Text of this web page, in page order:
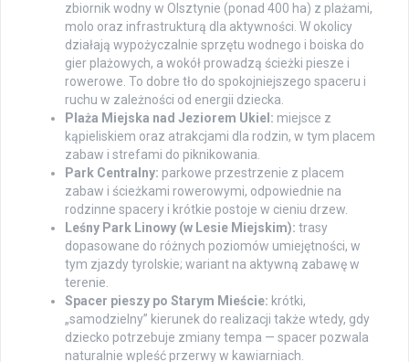
zbiornik wodny w Olsztynie (ponad 400 ha) z plażami,
molo oraz infrastrukturą dla aktywności. W okolicy
działają wypożyczalnie sprzętu wodnego i boiska do
gier plażowych, a wokół prowadzą ścieżki piesze i
rowerowe. To dobre tło do spokojniejszego spaceru i
ruchu w zależności od energii dziecka.
Plaża Miejska nad Jeziorem Ukiel: miejsce z
kąpieliskiem oraz atrakcjami dla rodzin, w tym placem
zabaw i strefami do piknikowania.
Park Centralny: parkowe przestrzenie z placem
zabaw i ścieżkami rowerowymi, odpowiednie na
rodzinne spacery i krótkie postoje w cieniu drzew.
Leśny Park Linowy (w Lesie Miejskim): trasy
dopasowane do różnych poziomów umiejętności, w
tym zjazdy tyrolskie; wariant na aktywną zabawę w
terenie.
Spacer pieszy po Starym Mieście: krótki,
„samodzielny” kierunek do realizacji także wtedy, gdy
dziecko potrzebuje zmiany tempa — spacer pozwala
naturalnie wpleść przerwy w kawiarniach.